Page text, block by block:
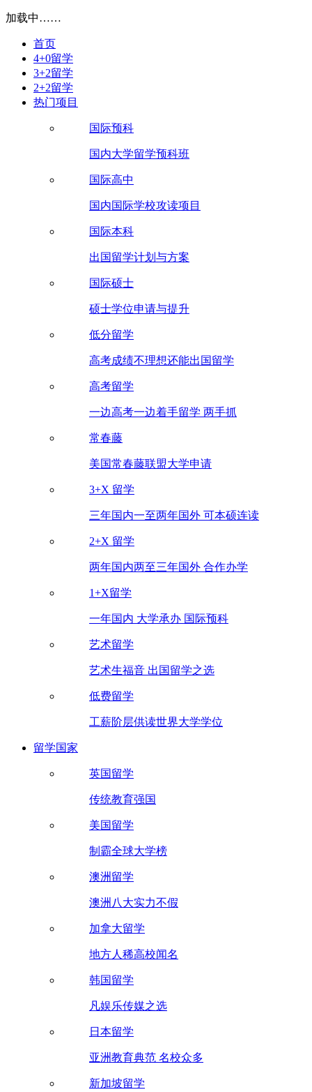
加载中……
首页
4+0留学
3+2留学
2+2留学
热门项目
国际预科
国内大学留学预科班
国际高中
国内国际学校攻读项目
国际本科
出国留学计划与方案
国际硕士
硕士学位申请与提升
低分留学
高考成绩不理想还能出国留学
高考留学
一边高考一边着手留学 两手抓
常春藤
美国常春藤联盟大学申请
3+X 留学
三年国内一至两年国外 可本硕连读
2+X 留学
两年国内两至三年国外 合作办学
1+X留学
一年国内 大学承办 国际预科
艺术留学
艺术生福音 出国留学之选
低费留学
工薪阶层供读世界大学学位
留学国家
英国留学
传统教育强国
美国留学
制霸全球大学榜
澳洲留学
澳洲八大实力不假
加拿大留学
地方人稀高校闻名
韩国留学
凡娱乐传媒之选
日本留学
亚洲教育典范 名校众多
新加坡留学